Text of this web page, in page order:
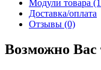
Модули товара
Доставка/оплата
Отзывы (0)
Возможно Вас